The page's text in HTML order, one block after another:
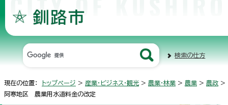
検索の仕方
現在の位置： トップページ > 産業・ビジネス・観光 > 農業・林業 > 農業 > 農政 >
阿寒地区 農業用水道料金の改定